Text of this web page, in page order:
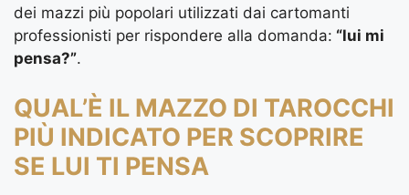
dei mazzi più popolari utilizzati dai cartomanti
professionisti per rispondere alla domanda: “lui mi
pensa?”.
QUAL’È IL MAZZO DI TAROCCHI
PIÙ INDICATO PER SCOPRIRE
SE LUI TI PENSA